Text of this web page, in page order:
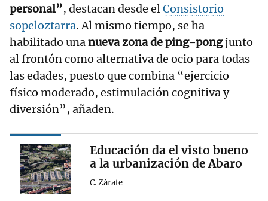
personal”, destacan desde elConsistorio
sopeloztarra. Al mismo tiempo, se ha
habilitado unanueva zona de ping-pongjunto
al frontón como alternativa de ocio para todas
las edades, puesto que combina “ejercicio
físico moderado, estimulación cognitiva y
diversión”, añaden.
Educación da el visto bueno
a la urbanización de Abaro
C. Zárate